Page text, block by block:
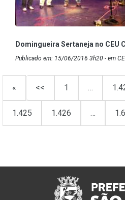
Domingueira Sertaneja no CEU
Publicado em: 15/06/2016 3h20 - em
« << 1 …
1.425 1.426 …